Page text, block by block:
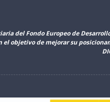
del Fondo Europeo de
objetivo de mejorar su